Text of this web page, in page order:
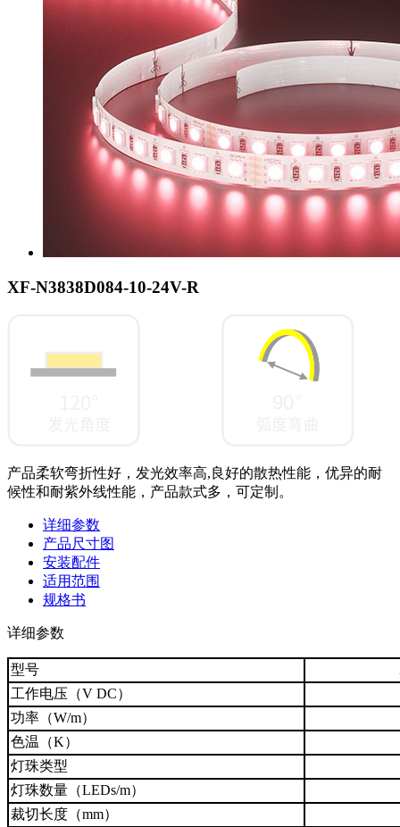
XF-N3838D084-10-24V-R
产品柔软弯折性好，发光效率高,良好的散热性能，优异的耐
候性和耐紫外线性能，产品款式多，可定制。
详细参数
产品尺寸图
安装配件
适用范围
规格书
详细参数
型号
工作电压（V DC）
功率（W/m）
色温（K）
灯珠类型
灯珠数量（LEDs/m）
裁切长度（mm）